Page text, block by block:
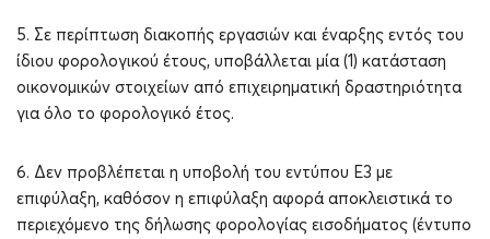
5. Σε περίπτωση διακοπής εργασιών και έναρξης εντός του
ίδιου φορολογικού έτους, υποβάλλεται μία (1) κατάσταση
οικονομικών στοιχείων από επιχειρηματική δραστηριότητα
για όλο το φορολογικό έτος.
6. Δεν προβλέπεται η υποβολή του εντύπου Ε3 με
επιφύλαξη, καθόσον η επιφύλαξη αφορά αποκλειστικά το
περιεχόμενο της δήλωσης φορολογίας εισοδήματος (έντυπο